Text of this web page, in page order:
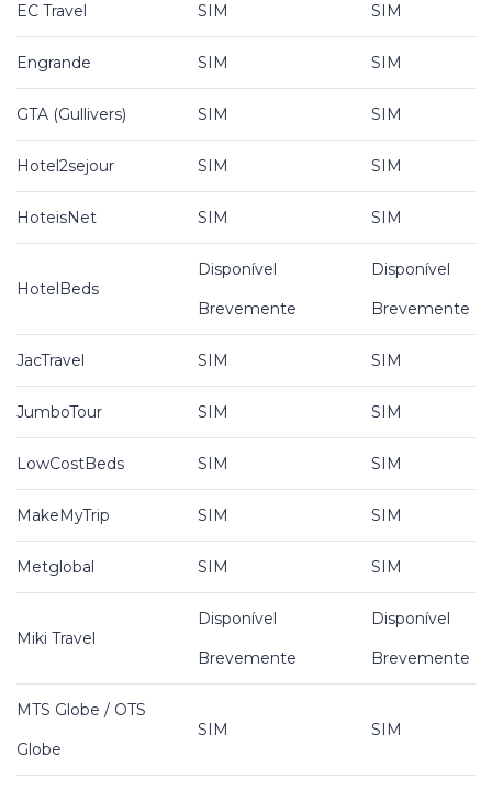
EC Travel SIM SIM
Engrande SIM SIM
GTA (Gullivers) SIM SIM
Hotel2sejour SIM SIM
HoteisNet SIM SIM
HotelBeds
Disponível
Brevemente
Disponível
Brevemente
JacTravel SIM SIM
JumboTour SIM SIM
LowCostBeds SIM SIM
MakeMyTrip SIM SIM
Metglobal SIM SIM
Miki Travel
Disponível
Brevemente
Disponível
Brevemente
MTS Globe / OTS
Globe
SIM SIM